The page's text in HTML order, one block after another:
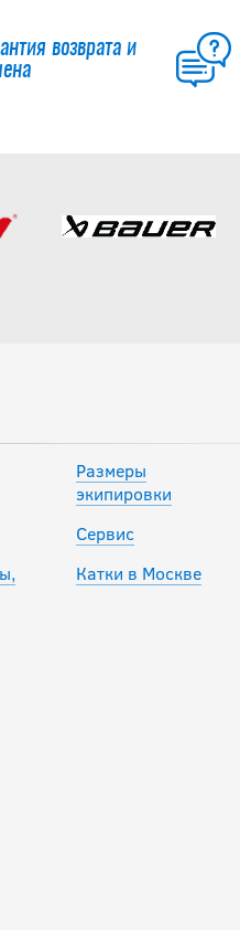
возврата и
Размеры
экипировки
Сервис
Катки в Москве